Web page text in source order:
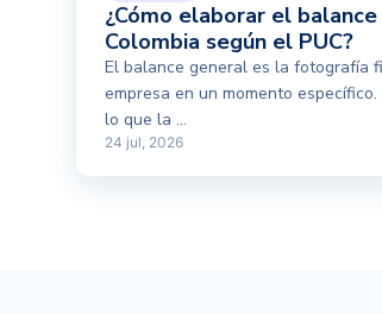
¿Cómo elaborar el
Colombia según el PUC?
El balance general es la fotografía
empresa en un momento
lo que la ...
24 jul, 2026